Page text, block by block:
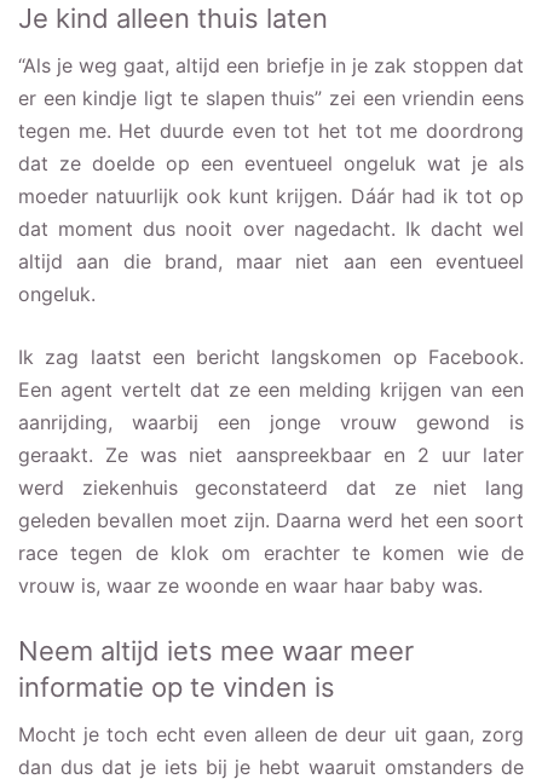
Je kind alleen thuis laten
“Als je weg gaat, altijd een briefje in je zak stoppen dat
er een kindje ligt te slapen thuis” zei een vriendin eens
tegen me. Het duurde even tot het tot me doordrong
dat ze doelde op een eventueel ongeluk wat je als
moeder natuurlijk ook kunt krijgen. Dáár had ik tot op
dat moment dus nooit over nagedacht. Ik dacht wel
altijd aan die brand, maar niet aan een eventueel
ongeluk.
Ik zag laatst een bericht langskomen op Facebook.
Een agent vertelt dat ze een melding krijgen van een
aanrijding, waarbij een jonge vrouw gewond is
geraakt. Ze was niet aanspreekbaar en 2 uur later
werd ziekenhuis geconstateerd dat ze niet lang
geleden bevallen moet zijn. Daarna werd het een soort
race tegen de klok om erachter te komen wie de
vrouw is, waar ze woonde en waar haar baby was.
Neem altijd iets mee waar meer
informatie op te vinden is
Mocht je toch echt even alleen de deur uit gaan, zorg
dan dus dat je iets bij je hebt waaruit omstanders de